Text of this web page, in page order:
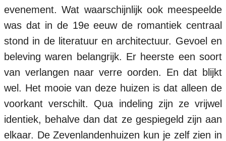
evenement. Wat waarschijnlijk ook meespeelde
was dat in de 19e eeuw de romantiek centraal
stond in de literatuur en architectuur. Gevoel en
beleving waren belangrijk. Er heerste een soort
van verlangen naar verre oorden. En dat blijkt
wel. Het mooie van deze huizen is dat alleen de
voorkant verschilt. Qua indeling zijn ze vrijwel
identiek, behalve dan dat ze gespiegeld zijn aan
elkaar. De Zevenlandenhuizen kun je zelf zien in